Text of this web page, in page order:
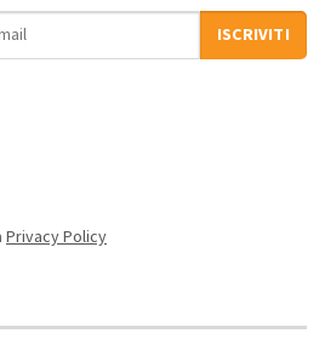
ISCRIVITI
Privacy Policy